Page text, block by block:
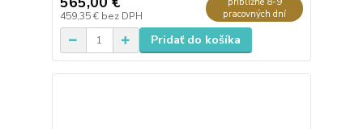
459,35 € bez DPH
pracovných dní
Pridať do košíka